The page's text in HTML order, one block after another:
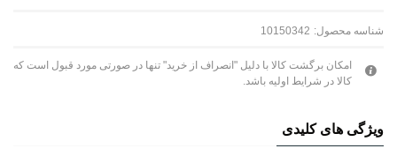
شناسه محصول: 10150342
امکان برگشت کالا با دلیل "انصراف از خرید" تنها در صورتی مورد قبول است که
کالا در شرایط اولیه باشد.
ویژگی های کلیدی